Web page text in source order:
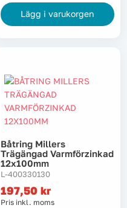
Videoklipp
Lägg i varukorgen
Båtring Millers
Trägängad Varmförzinkad
12x100mm
L-400330130
197,50 kr
Pris inkl. moms